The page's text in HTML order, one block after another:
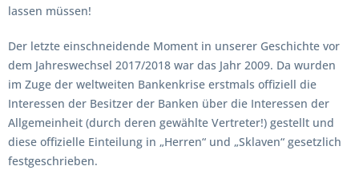
lassen müssen!
Der letzte einschneidende Moment in unserer Geschichte vor
dem Jahreswechsel 2017/2018 war das Jahr 2009. Da wurden
im Zuge der weltweiten Bankenkrise erstmals offiziell die
Interessen der Besitzer der Banken über die Interessen der
Allgemeinheit (durch deren gewählte Vertreter!) gestellt und
diese offizielle Einteilung in „Herren“ und „Sklaven“ gesetzlich
festgeschrieben.